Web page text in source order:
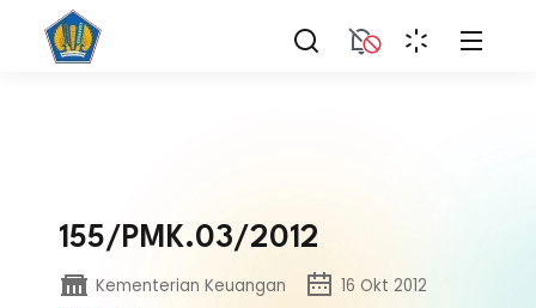
155/PMK.03/2012
Kementerian Keuangan
16 Okt 2012